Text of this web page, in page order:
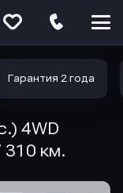
Гарантия 2 года
4WD
310 км.